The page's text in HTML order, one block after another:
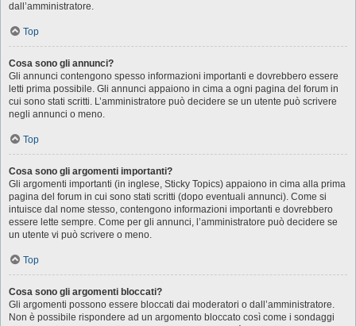
dall’amministratore.
Top
Cosa sono gli annunci?
Gli annunci contengono spesso informazioni importanti e dovrebbero essere
letti prima possibile. Gli annunci appaiono in cima a ogni pagina del forum in
cui sono stati scritti. L’amministratore può decidere se un utente può scrivere
negli annunci o meno.
Top
Cosa sono gli argomenti importanti?
Gli argomenti importanti (in inglese, Sticky Topics) appaiono in cima alla prima
pagina del forum in cui sono stati scritti (dopo eventuali annunci). Come si
intuisce dal nome stesso, contengono informazioni importanti e dovrebbero
essere lette sempre. Come per gli annunci, l’amministratore può decidere se
un utente vi può scrivere o meno.
Top
Cosa sono gli argomenti bloccati?
Gli argomenti possono essere bloccati dai moderatori o dall’amministratore.
Non è possibile rispondere ad un argomento bloccato così come i sondaggi